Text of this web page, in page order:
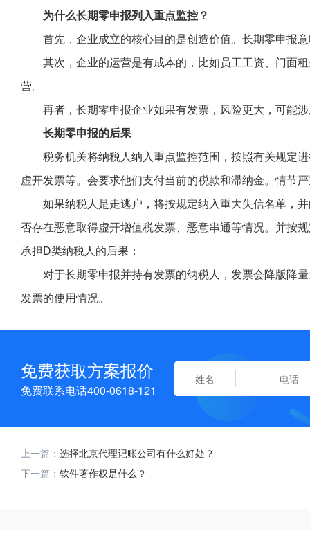
为什么长期零申报列入重点监控？
首先，企业成立的核心目的是创造价值。长期零申报
其次，企业的运营是有成本的，比如员工工资、门面
营。
再者，长期零申报企业如果有发票，风险更大，可能
长期零申报的后果
税务机关将纳税人纳入重点监控范围，按照有关规定
虚开发票等。会要求他们支付当前的税款和滞纳金。情节
如果纳税人是走逃户，将按规定纳入重大失信名单，
否存在恶意取得虚开增值税发票、恶意串通等情况。并按
承担D类纳税人的后果；
对于长期零申报并持有发票的纳税人，发票会降版降
发票的使用情况。
免费获取方案报价
免费联系电话400-0618-121
上一篇： 选择北京代理记账公司有什么好处？
下一篇： 软件著作权是什么？